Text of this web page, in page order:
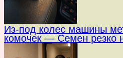
Из-под колес машины
комочек — Семен резко